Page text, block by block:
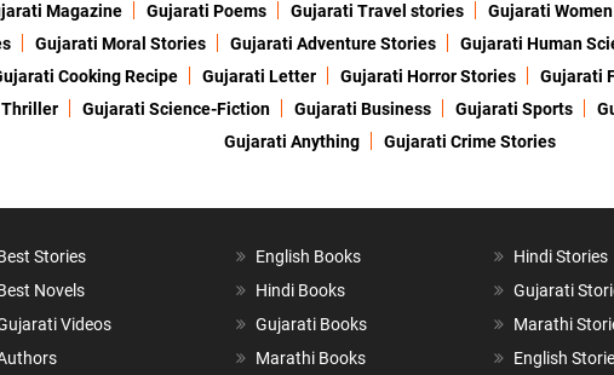
Magazine Gujarati Poems Gujarati Travel stories Gujarati
Gujarati Moral Stories Gujarati Adventure Stories Gujarati Human
Cooking Recipe Gujarati Letter Gujarati Horror Stories Gujarati
Gujarati Science-Fiction Gujarati Business Gujarati Sports
Gujarati Anything
Gujarati Crime Stories
Stories
Novels
Videos
English Books
Hindi Books
Gujarati Books
Marathi Books
Hindi Stories
Gujarati
Marathi
English